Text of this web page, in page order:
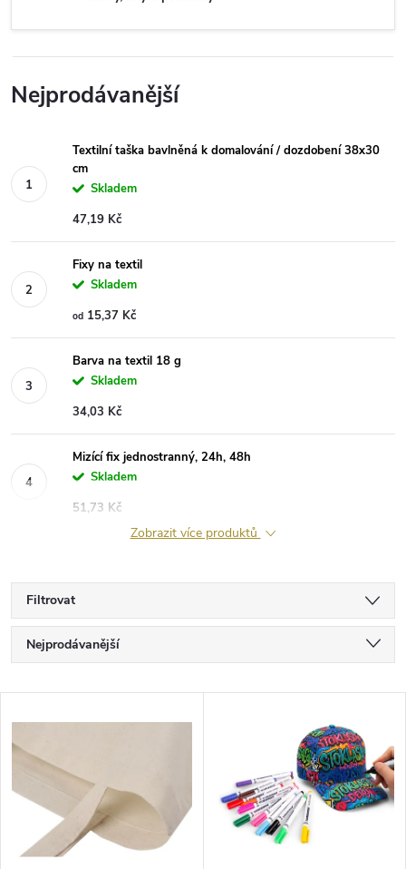
Nejprodávanější
Textilní taška bavlněná k domalování / dozdobení 38x30
cm
Skladem
47,19 Kč
Fixy na textil
Skladem
od 15,37 Kč
Barva na textil 18 g
Skladem
34,03 Kč
Mizící fix jednostranný, 24h, 48h
Skladem
51,73 Kč
Zobrazit více produktů
Filtrovat
Ř
a
z
e
Nejprodávanější
Abecedně
V
ý
p